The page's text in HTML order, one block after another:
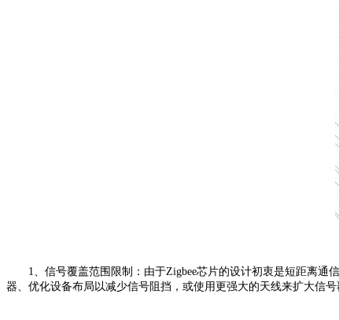
1、信号覆盖范围限制：由于Zigbee芯片的设计初衷是短距离通
器、优化设备布局以减少信号阻挡，或使用更强大的天线来扩大信号